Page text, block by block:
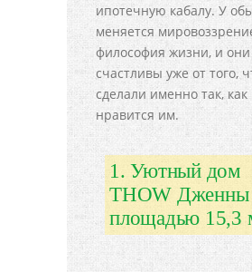
ипотечную кабалу. У
меняется
философия жизни, и они
счастливы уже от того,
сделали именно так, как
нравится им.
1. Уютный дом
THOW Дженны
площадью 15,3